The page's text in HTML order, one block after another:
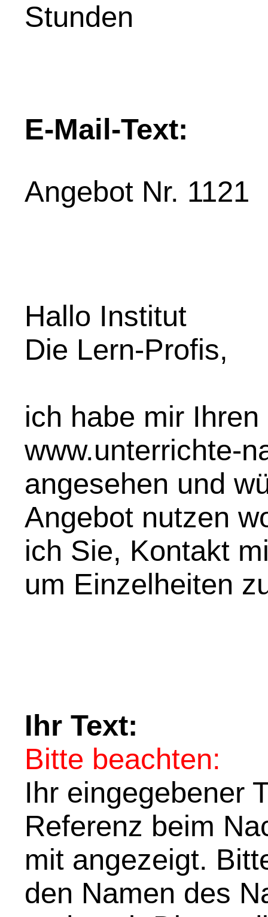
Stunden
E-Mail-Text:
Angebot Nr. 1121
Hallo Institut
Die Lern-Profis,
ich habe mir
www.unterrichte-
angesehen und
Angebot nutzen
ich Sie, Kontakt
um Einzelheiten
Ihr Text:
Bitte beachten:
Ihr eingegebener
Referenz beim
mit angezeigt.
den Namen des